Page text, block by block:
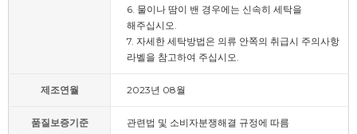
6. 물이나 땀이 밴 경우에는 신속히 세탁을
해주십시오.
7. 자세한 세탁방법은 의류 안쪽의 취급시 주의사항
라벨을 참고하여 주십시오.
제조연월 2023년 08월
품질보증기준 관련법 및 소비자분쟁해결 규정에 따름